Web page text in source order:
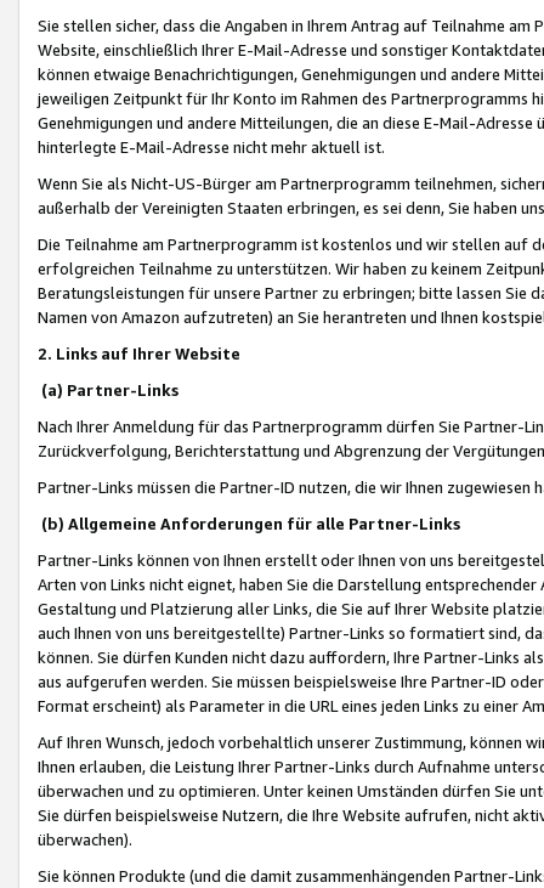
Sie stellen sicher, dass die Angaben in Ihrem Antrag auf Teilnahme
Website, einschließlich Ihrer E-Mail-Adresse und sonstiger
können etwaige Benachrichtigungen, Genehmigungen und andere
jeweiligen Zeitpunkt für Ihr Konto im Rahmen des Partnerprogramms
Genehmigungen und andere Mitteilungen, die an diese E-Mail-
hinterlegte E-Mail-Adresse nicht mehr aktuell ist.
Wenn Sie als Nicht-US-Bürger am Partnerprogramm teilnehmen,
außerhalb der Vereinigten Staaten erbringen, es sei denn, Sie haben
Die Teilnahme am Partnerprogramm ist kostenlos und wir stellen auf
erfolgreichen Teilnahme zu unterstützen. Wir haben zu keinem
Beratungsleistungen für unsere Partner zu erbringen; bitte lassen Sie
Namen von Amazon aufzutreten) an Sie herantreten und Ihnen
2. Links auf Ihrer Website
(a) Partner-Links
Nach Ihrer Anmeldung für das Partnerprogramm dürfen Sie Partner-
Zurückverfolgung, Berichterstattung und Abgrenzung der
Partner-Links müssen die Partner-ID nutzen, die wir Ihnen zugewiesen
(b) Allgemeine Anforderungen für alle Partner-Links
Partner-Links können von Ihnen erstellt oder Ihnen von uns
Arten von Links nicht eignet, haben Sie die Darstellung
Gestaltung und Platzierung aller Links, die Sie auf Ihrer Website
auch Ihnen von uns bereitgestellte) Partner-Links so formatiert sind,
können. Sie dürfen Kunden nicht dazu auffordern, Ihre Partner-Links
aus aufgerufen werden. Sie müssen beispielsweise Ihre Partner-ID
Format erscheint) als Parameter in die URL eines jeden Links zu einer
Auf Ihren Wunsch, jedoch vorbehaltlich unserer Zustimmung, können
Ihnen erlauben, die Leistung Ihrer Partner-Links durch Aufnahme
überwachen und zu optimieren. Unter keinen Umständen dürfen Sie
Sie dürfen beispielsweise Nutzern, die Ihre Website aufrufen, nicht
überwachen).
Sie können Produkte (und die damit zusammenhängenden Partner-